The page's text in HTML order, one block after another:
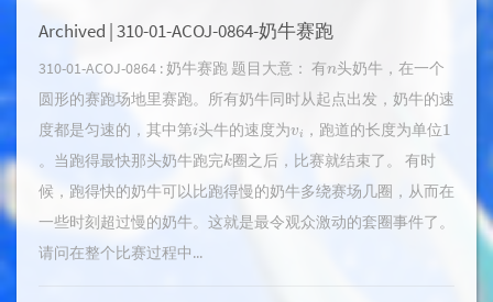
Archived | 310-01-ACOJ-0864-奶牛赛跑
310-01-ACOJ-0864 : 奶牛赛跑 题目大意： 有
头奶牛，在一个
圆形的赛跑场地里赛跑。所有奶牛同时从起点出发，奶牛的速
度都是匀速的，其中第 i头牛的速度为 ，跑道的长度为单位 1
。当跑得最快那头奶牛跑完k 圈之后，比赛就结束了。 有时
候，跑得快的奶牛可以比跑得慢的奶牛多绕赛场几圈，从而在
一些时刻超过慢的奶牛。这就是最令观众激动的套圈事件了。
请问在整个比赛过程中...